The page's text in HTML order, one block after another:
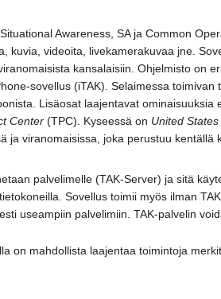
Awareness, SA ja Common
kuvia, videoita, livekamerakuvaa jne.
kansalaisiin. Ohjelmisto on
sovellus (iTAK). Selaimessa toimivan
Lisäosat laajentavat ominaisuuksia
Center (TPC). Kyseessä on United
viranomaisissa, joka perustuu kentällä
palvelimelle (TAK-Server) ja sitä
Sovellus toimii myös ilman
useampiin palvelimiin. TAK-palvelin
on mahdollista laajentaa toimintoja